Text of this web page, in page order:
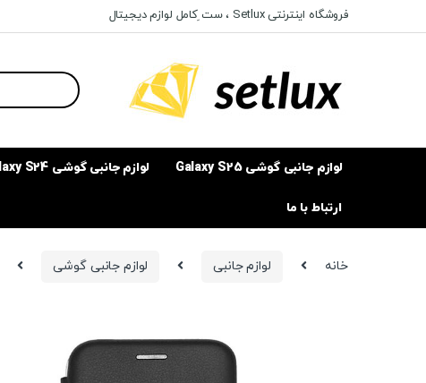
to
to
فروشگاه اینترنتی Setlux ، ست ِکامل لوازم دیجیتال
Search
for:
لوازم جانبی گوشی Galaxy S25 لوازم جانبی گوشی Galaxy S24
ارتباط با ما
خانه لوازم جانبی لوازم جانبی گوشی